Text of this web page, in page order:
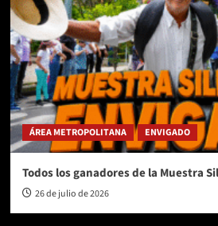
ÁREA METROPOLITANA ENVIGADO
Todos los ganadores de la Muestra
26 de julio de 2026